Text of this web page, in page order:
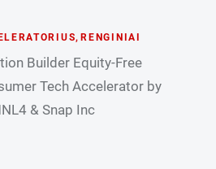
, RENGINIAI
Builder Equity-Free
Tech Accelerator by
& Snap Inc